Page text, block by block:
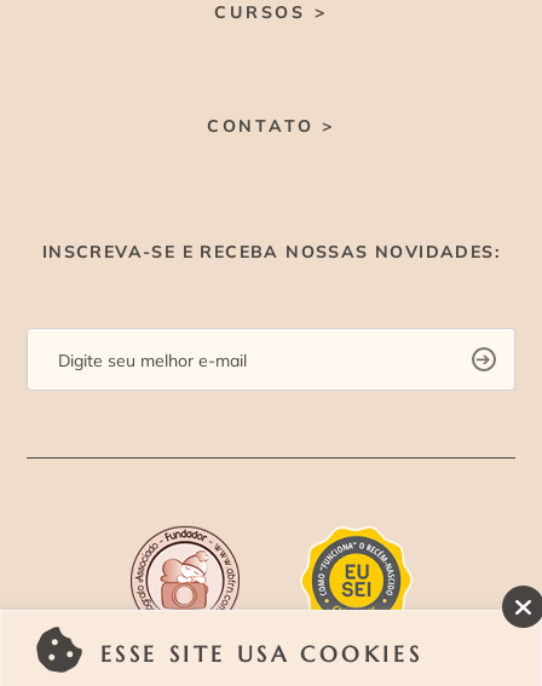
ESSE SITE USA COOKIES
CURSOS >
CONTATO >
INSCREVA-SE E RECEBA NOSSAS NOVIDADES: